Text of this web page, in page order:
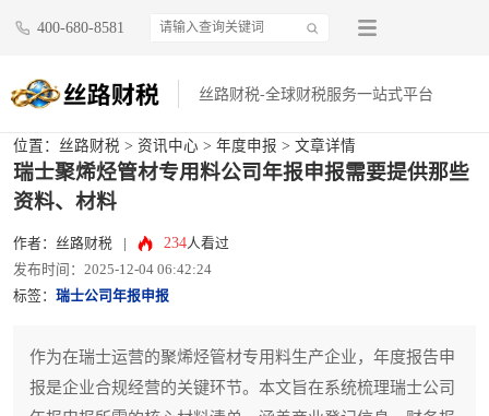
400-680-8581
丝路财税-全球财税服务一站式平台
位置： 丝路财税 > 资讯中心 > 年度申报 > 文章详情
瑞士聚烯烃管材专用料公司年报申报需要提供那些
资料、材料
作者：丝路财税 234人看过
发布时间：2025-12-04 06:42:24
标签： 瑞士公司年报申报
作为在瑞士运营的聚烯烃管材专用料生产企业，年度报告申
报是企业合规经营的关键环节。本文旨在系统梳理瑞士公司